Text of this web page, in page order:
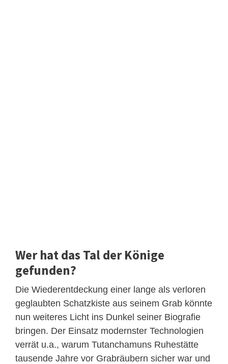
Wer hat das Tal der Könige
gefunden?
Die Wiederentdeckung einer lange als verloren
geglaubten Schatzkiste aus seinem Grab könnte
nun weiteres Licht ins Dunkel seiner Biografie
bringen. Der Einsatz modernster Technologien
verrät u.a., warum Tutanchamuns Ruhestätte
tausende Jahre vor Grabräubern sicher war und